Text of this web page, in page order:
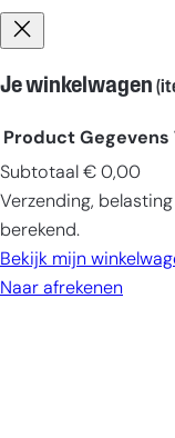
Je winkelwagen
Producten
in
winkelwagen
Product Gegevens
Subtotaal € 0,00
Verzending,
berekend.
Bekijk mijn
Naar afrekenen